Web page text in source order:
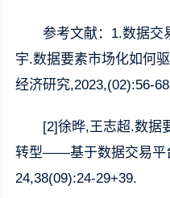
参考文献：1.数据交
宇.数据要素市场化如何
经济研究,2023,(02):56-
[2]徐晔,王志超.数据
转型——基于数据交易平
24,38(09):24-29+39.